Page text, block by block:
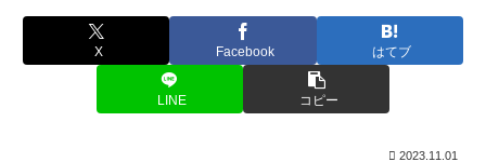
X Facebook はてブ
LINE コピー
2023.11.01